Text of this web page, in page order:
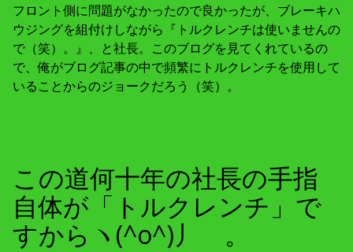
フロント側に問題がなかったので良かったが、ブレーキハ
ウジングを組付けしながら『トルクレンチは使いませんの
で（笑）。』、と社長。このブログを見てくれているの
で、俺がブログ記事の中で頻繁にトルクレンチを使用して
いることからのジョークだろう（笑）。
この道何十年の社長の手指
自体が「トルクレンチ」で
すからヽ(^o^)丿 。